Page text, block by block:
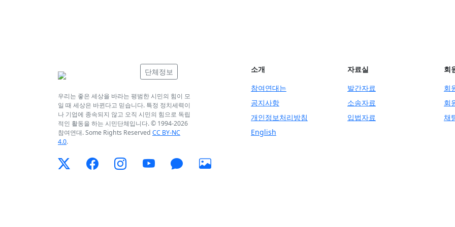
단체정보
우리는 좋은 세상을 바라는 평범한 시민의 힘이 모
일 때 세상은 바뀐다고 믿습니다. 특정 정치세력이
나 기업에 종속되지 않고 오직 시민의 힘으로 독립
적인 활동을 하는 시민단체입니다. © 1994-2026
참여연대. Some Rights Reserved CC BY-NC
4.0.
소개
참여연대는
공지사항
개인정보처리방침
English
자료실
발간자료
소송자료
입법자료
회
회
회
채